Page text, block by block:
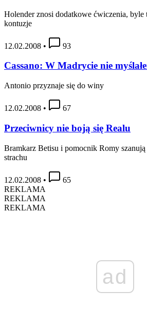
Holender znosi dodatkowe ćwiczenia,
kontuzje
12.02.2008 • 93
Cassano: W Madrycie nie
Antonio przyznaje się do winy
12.02.2008 • 67
Przeciwnicy nie boją się Realu
Bramkarz Betisu i pomocnik Romy
strachu
12.02.2008 •
65
REKLAMA
REKLAMA
REKLAMA
ad